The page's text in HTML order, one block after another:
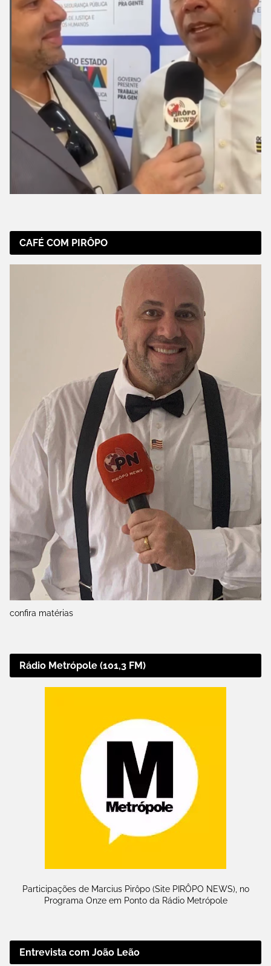
CAFÉ COM PIRÔPO
confira matérias
Rádio Metrópole (101,3 FM)
Participações de Marcius Pirôpo (Site PIRÔPO NEWS), no
Programa Onze em Ponto da Rádio Metrópole
Entrevista com João Leão